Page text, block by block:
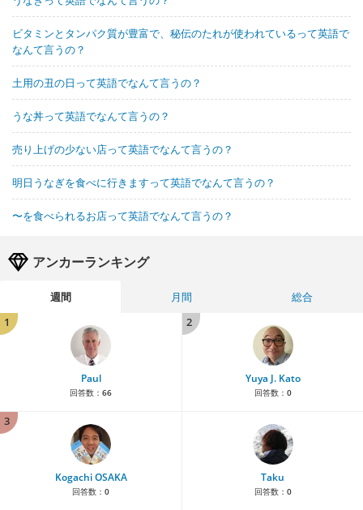
ビタミンとタンパク質が豊富で、秘伝のたれが使われているって英語で
なんて言うの？
土用の丑の日って英語でなんて言うの？
うな丼って英語でなんて言うの？
売り上げの少ない店って英語でなんて言うの？
明日うなぎを食べに行きますって英語でなんて言うの？
〜を食べられるお店って英語でなんて言うの？
アンカーランキング
週間 月間
総合
1
Paul
回答数： 66
2
Yuya J. Kato
回答数： 0
3
Kogachi OSAKA
回答数： 0
Taku
回答数： 0